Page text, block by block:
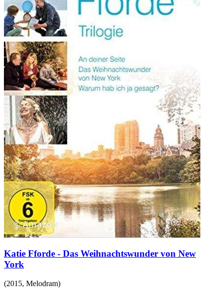
Katie Fforde - Das Weihnachtswunder von New
York
(2015, Melodram)